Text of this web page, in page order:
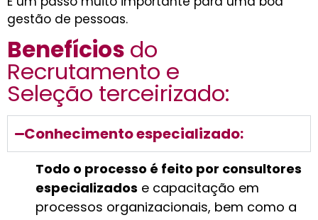
gestão de pessoas.
Benefícios do
Recrutamento e
Seleção terceirizado:
Conhecimento especializado:
Todo o processo é feito por consultores
especializados e capacitação em
processos organizacionais, bem como a